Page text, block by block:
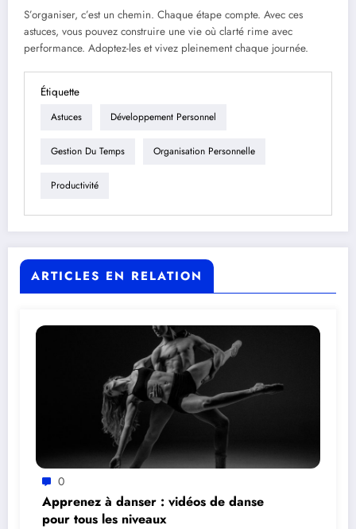
S’organiser, c’est un chemin. Chaque étape compte. Avec ces
astuces, vous pouvez construire une vie où clarté rime avec
performance. Adoptez-les et vivez pleinement chaque journée.
Étiquette
Astuces Développement Personnel
Gestion Du Temps Organisation Personnelle
Productivité
ARTICLES EN RELATION
0
Apprenez à danser : vidéos de danse
pour tous les niveaux